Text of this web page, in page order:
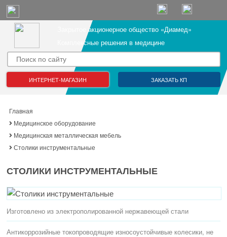
Закрытое акционерное общество «Диамед»
Комплексные решения в медицине
ИНТЕРНЕТ-МАГАЗИН ЗАКАЗАТЬ КП
Главная
Медицинское оборудование
Медицинская металлическая мебель
Столики инструментальные
СТОЛИКИ ИНСТРУМЕНТАЛЬНЫЕ
Изготовлено из электрополированной нержавеющей стали
Антикоррозийные токопроводящие износоустойчивые колесики, не